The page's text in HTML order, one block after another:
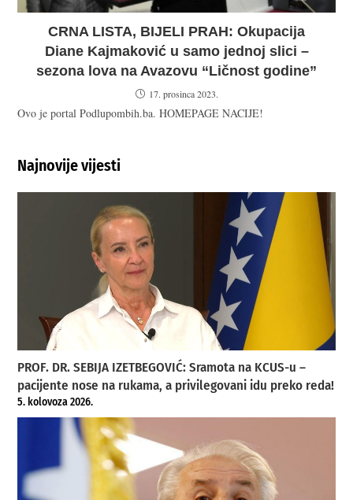
CRNA LISTA, BIJELI PRAH: Okupacija
Diane Kajmaković u samo jednoj slici –
sezona lova na Avazovu “Ličnost godine”
17. prosinca 2023.
Ovo je portal Podlupombih.ba. HOMEPAGE NACIJE!
Najnovije vijesti
PROF. DR. SEBIJA IZETBEGOVIĆ: Sramota na KCUS-u –
pacijente nose na rukama, a privilegovani idu preko reda!
5. kolovoza 2026.